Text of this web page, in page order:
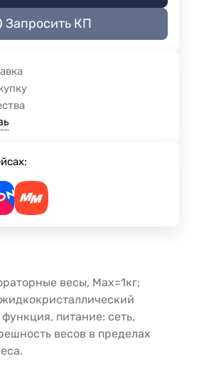
Запросить КП
весы, Max=1кг;
питание: сеть,
весов в пределах